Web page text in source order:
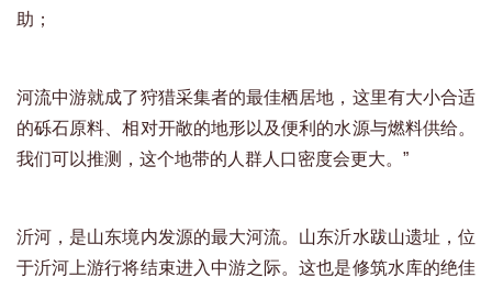
助；
河流中游就成了狩猎采集者的最佳栖居地，这里有大小合适
的砾石原料、相对开敞的地形以及便利的水源与燃料供给。
我们可以推测，这个地带的人群人口密度会更大。”
沂河，是山东境内发源的最大河流。山东沂水跋山遗址，位
于沂河上游行将结束进入中游之际。这也是修筑水库的绝佳